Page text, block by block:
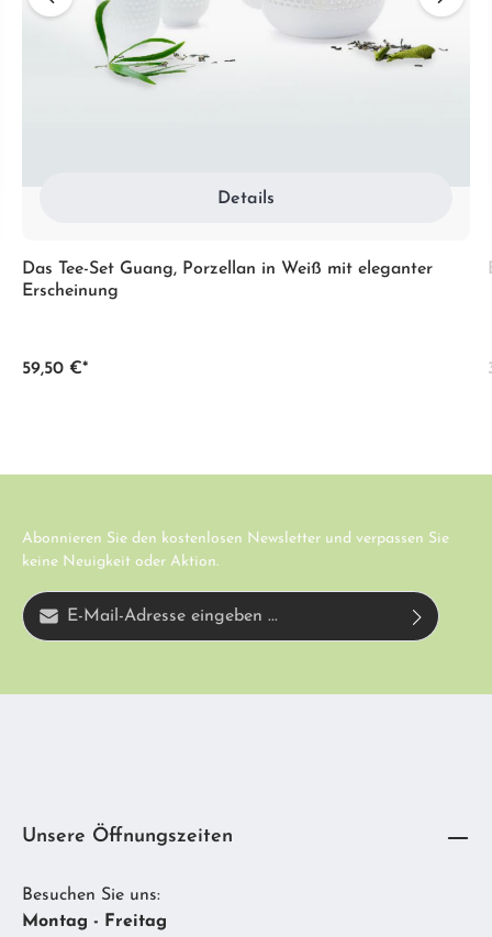
Details
Das Tee-Set Guang, Porzellan in Weiß mit eleganter
Erscheinung
59,50 €*
Abonnieren Sie den kostenlosen Newsletter und verpassen Sie
keine Neuigkeit oder Aktion.
E-Mail-Adresse*
Unsere Öffnungszeiten
Besuchen Sie uns:
Montag - Freitag